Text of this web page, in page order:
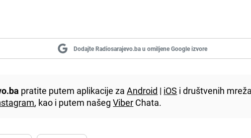
Dodajte Radiosarajevo.ba u omiljene Google izvore
pratite putem aplikacije zaAndroid | iOS i društvenih
, kao i putem našegViber Chata.